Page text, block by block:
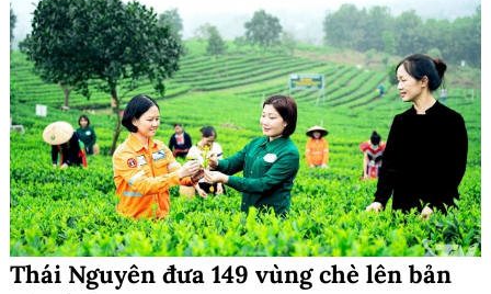
Thái Nguyên đưa 149 vùng chè lên bản